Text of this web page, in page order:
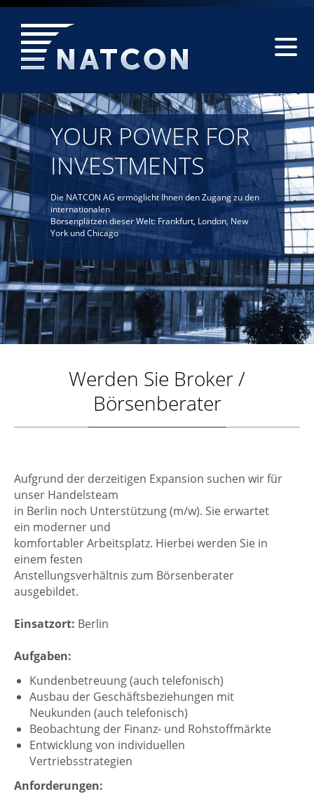
YOUR POWER FOR
INVESTMENTS
Die NATCON AG ermöglicht Ihnen den Zugang zu den
internationalen
Börsenplätzen dieser Welt: Frankfurt, London, New
York und Chicago
Werden Sie Broker /
Börsenberater
Aufgrund der derzeitigen Expansion suchen wir für
unser Handelsteam
in Berlin noch Unterstützung (m/w). Sie erwartet
ein moderner und
komfortabler Arbeitsplatz. Hierbei werden Sie in
einem festen
Anstellungsverhältnis zum Börsenberater
ausgebildet.
Einsatzort: Berlin
Aufgaben:
Kundenbetreuung (auch telefonisch)
Ausbau der Geschäftsbeziehungen mit
Neukunden (auch telefonisch)
Beobachtung der Finanz- und Rohstoffmärkte
Entwicklung von individuellen
Vertriebsstrategien
Anforderungen: